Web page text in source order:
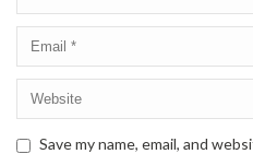
Save my name, email, and